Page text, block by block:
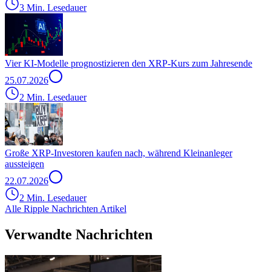
3 Min. Lesedauer
Vier KI-Modelle prognostizieren den XRP-Kurs zum Jahresende
25.07.2026
2 Min. Lesedauer
Große XRP-Investoren kaufen nach, während Kleinanleger
aussteigen
22.07.2026
2 Min. Lesedauer
Alle Ripple Nachrichten Artikel
Verwandte Nachrichten